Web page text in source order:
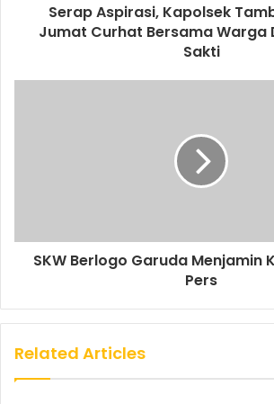
Serap Aspirasi, Kapolsek
Jumat Curhat Bersama Warga
Sakti
SKW Berlogo Garuda Menjamin
Pers
Related Articles